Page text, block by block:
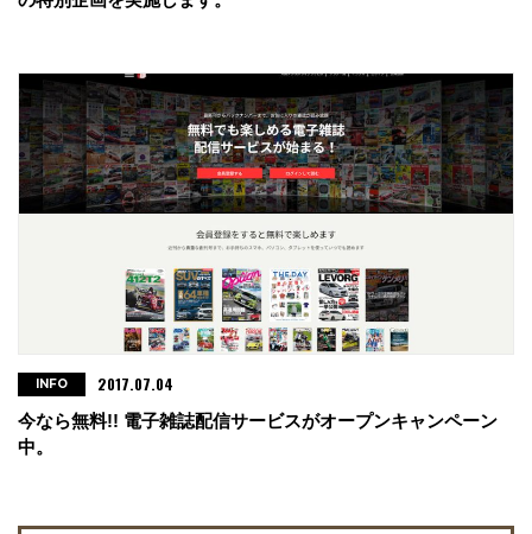
今なら無料!! 電子雑誌配信サービスがオープンキャンペーン
中。
INFO 2017.07.04